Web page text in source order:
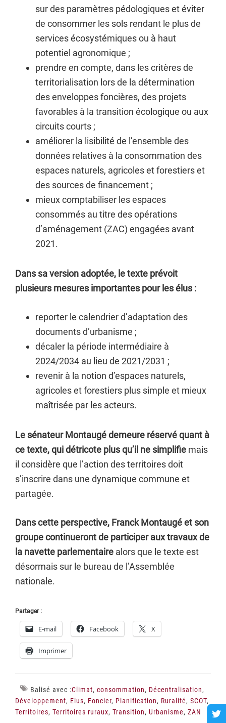
sur des paramètres pédologiques et éviter
de consommer les sols rendant le plus de
services écosystémiques ou à haut
potentiel agronomique ;
prendre en compte, dans les critères de
territorialisation lors de la détermination
des enveloppes foncières, des projets
favorables à la transition écologique ou aux
circuits courts ;
améliorer la lisibilité de l’ensemble des
données relatives à la consommation des
espaces naturels, agricoles et forestiers et
des sources de financement ;
mieux comptabiliser les espaces
consommés au titre des opérations
d’aménagement (ZAC) engagées avant
2021.
Dans sa version adoptée, le texte prévoit
plusieurs mesures importantes pour les élus :
reporter le calendrier d’adaptation des
documents d’urbanisme ;
décaler la période intermédiaire à
2024/2034 au lieu de 2021/2031 ;
revenir à la notion d’espaces naturels,
agricoles et forestiers plus simple et mieux
maîtrisée par les acteurs.
Le sénateur Montaugé demeure réservé quant à
ce texte, qui détricote plus qu’il ne simplifie mais
il considère que l’action des territoires doit
s’inscrire dans une dynamique commune et
partagée.
Dans cette perspective, Franck Montaugé et son
groupe continueront de participer aux travaux de
la navette parlementaire alors que le texte est
désormais sur le bureau de l’Assemblée
nationale.
Partager :
E-mail Facebook X
Imprimer
Balisé avec :Climat, consommation, Décentralisation,
Développement, Elus, Foncier, Planification, Ruralité, SCOT,
Territoires, Territoires ruraux, Transition, Urbanisme, ZAN